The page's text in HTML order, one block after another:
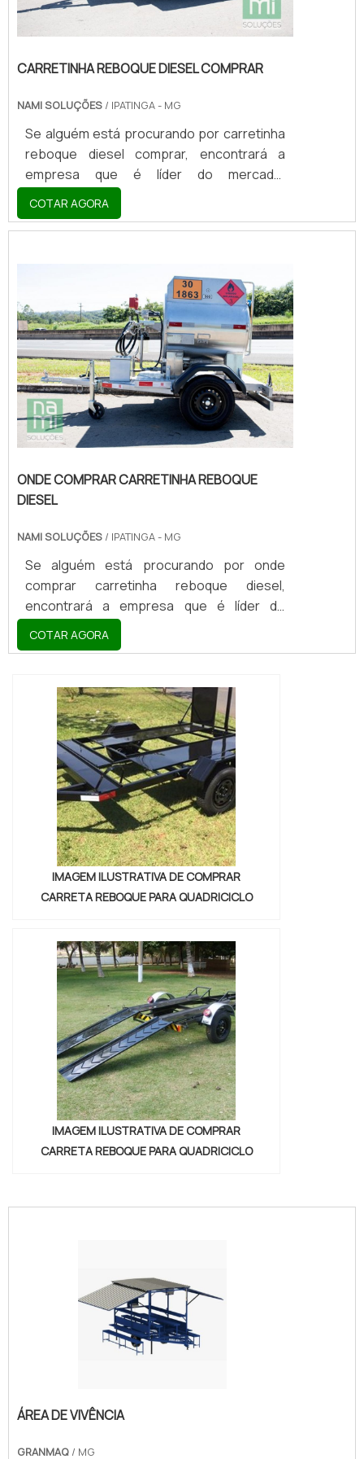
CARRETINHA REBOQUE DIESEL COMPRAR
NAMI SOLUÇÕES / IPATINGA - MG
Se alguém está procurando por carretinha
reboque diesel comprar, encontrará a
empresa que é líder do mercado.
Elaborando uma cotação na vitrine que se
chama Soluções Industriais e descobrindo
a melhor referência em qualidade do
o interesse é por carretinha reboque diesel
comprar, com a Nami Solucoes encontrará
excelente custo-benefício com
pagamento acessível.OUTRAS
INFORMAÇÕES SOBRE CARRETINHA...
COTAR AGORA
ONDE COMPRAR CARRETINHA REBOQUE
DIESEL
NAMI SOLUÇÕES / IPATINGA - MG
Se alguém está procurando por onde
comprar carretinha reboque diesel,
encontrará a empresa que é líder do
mercado. Elaborando uma cotação na
vitrine que se chama Soluções Industriais e
qualidade do mercado.MAIS DETALHES
SOBRE ONDE COMPRAR CARRETINHA
REBOQUE DIESELQuem pesquisa na
internet por onde comprar carretinha
reboque diesel comprometedora com os
serviços , vai até o site da Nami Solucoes .
Empre...
COTAR AGORA
IMAGEM ILUSTRATIVA DE COMPRAR
CARRETA REBOQUE PARA QUADRICICLO
IMAGEM ILUSTRATIVA DE COMPRAR
CARRETA REBOQUE PARA QUADRICICLO
ÁREA DE VIVÊNCIA
GRANMAQ / MG